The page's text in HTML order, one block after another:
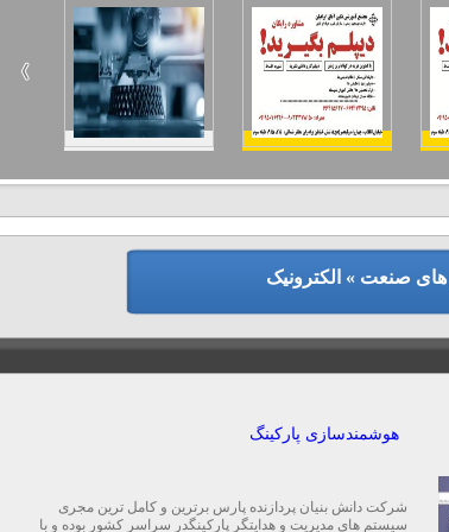
های صنعت » الکترونیک
هوشمندسازی پارکینگ
شرکت دانش بنیان پردازنده پارس برترین و کامل ترین مجری
سیستم های مدیریت و هدایتگر پارکینگدر سراسر کشور بوده و با